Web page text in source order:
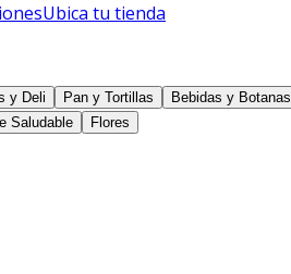
Ubica tu tienda
y Deli Pan y Tortillas Bebidas y Botanas
Saludable Flores